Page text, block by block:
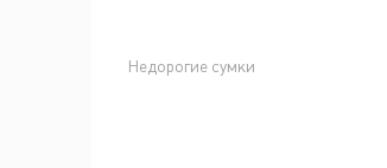
Недорогие сумки